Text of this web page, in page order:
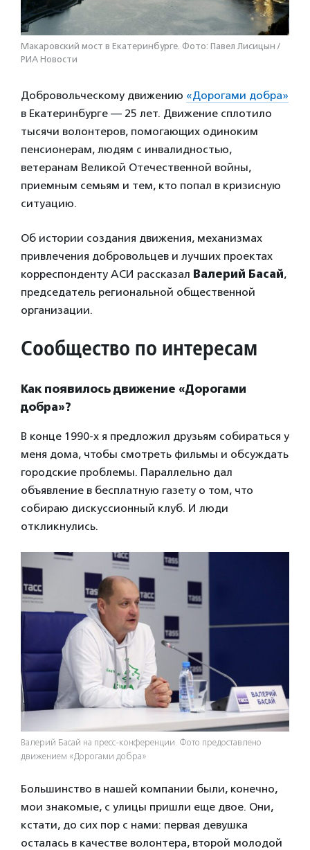
Макаровский мост в Екатеринбурге. Фото: Павел Лисицын /
РИА Новости
Добровольческому движению «Дорогами добра»
в Екатеринбурге — 25 лет. Движение сплотило
тысячи волонтеров, помогающих одиноким
пенсионерам, людям с инвалидностью,
ветеранам Великой Отечественной войны,
приемным семьям и тем, кто попал в кризисную
ситуацию.
Об истории создания движения, механизмах
привлечения добровольцев и лучших проектах
корреспонденту АСИ рассказал Валерий Басай,
председатель региональной общественной
организации.
Сообщество по интересам
Как появилось движение «Дорогами
добра»?
В конце 1990-х я предложил друзьям собираться у
меня дома, чтобы смотреть фильмы и обсуждать
городские проблемы. Параллельно дал
объявление в бесплатную газету о том, что
собираю дискуссионный клуб. И люди
откликнулись.
Валерий Басай на пресс-конференции. Фото предоставлено
движением «Дорогами добра»
Большинство в нашей компании были, конечно,
мои знакомые, с улицы пришли еще двое. Они,
кстати, до сих пор с нами: первая девушка
осталась в качестве волонтера, второй молодой